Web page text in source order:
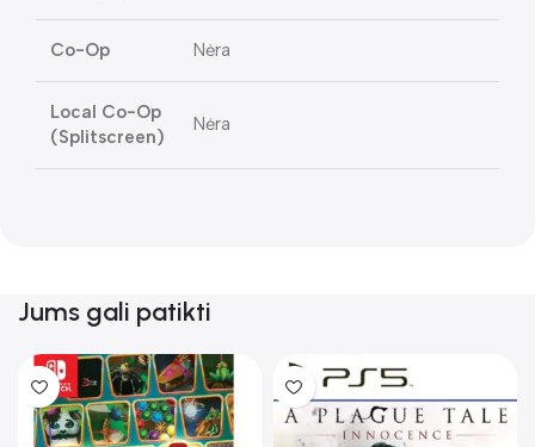
Co-Op Nėra
Local Co-Op
(Splitscreen)
Nėra
Jums gali patikti